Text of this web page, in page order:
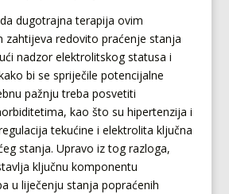
dugotrajna terapija ovim
zahtijeva redovito praćenje stanja
nadzor elektrolitskog statusa i
bi se spriječile potencijalne
pažnju treba posvetiti
kao što su hipertenzija i
tekućine i elektrolita ključna
stanja. Upravo iz tog razloga,
ključnu komponentu
u liječenju stanja popraćenih